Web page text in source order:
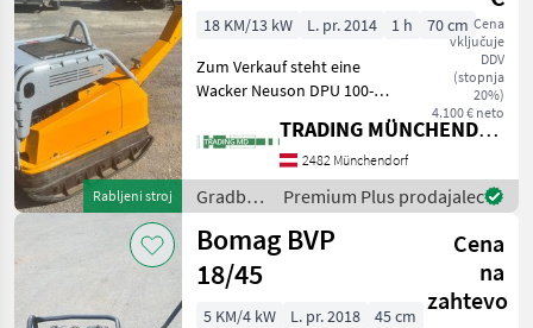
Rabljeni stroj
Cena
vključuje
DDV
(stopnja
20%)
4.100 € neto
18 KM/13 kW L. pr. 2014 1 h
70 cm
Zum Verkauf steht eine
Wacker Neuson DPU 100-
06/2014, in sehr gutem
Zustand. Die Maschine ist
sofort einsatzbereit
Gradbeni stroji Vibr
TRADING MÜNCHENDORF Handels GmbH
2482 Münchendorf
Gradbeni
stroji /
Wacker
Neuson
Premium Plus prodajalec
Bomag BVP
18/45
Cena
na
zahtevo
5 KM/4 kW L. pr. 2018
45 cm